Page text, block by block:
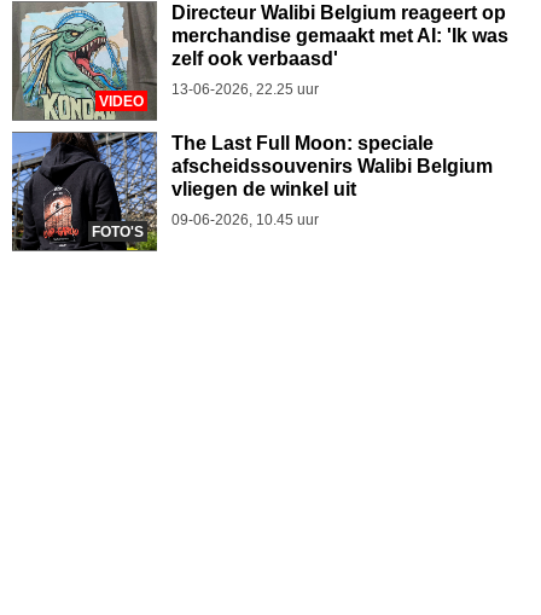
VIDEO
Directeur Walibi Belgium reageert op
merchandise gemaakt met AI: 'Ik was
zelf ook verbaasd'
13-06-2026, 22.25 uur
FOTO'S
The Last Full Moon: speciale
afscheidssouvenirs Walibi Belgium
vliegen de winkel uit
09-06-2026, 10.45 uur